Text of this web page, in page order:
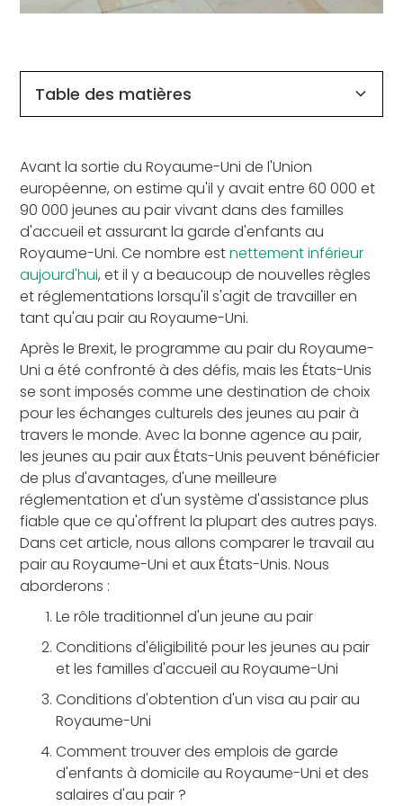
Table des matières
ressemble-t-il ?
ressemble-t-il ?
ressemble-t-il ?
choisissent les Etats-Unis
au pair !
les attend avec AuPairCare!
Avant la sortie du Royaume-Uni de l'Union
européenne, on estime qu'il y avait entre 60 000 et
90 000 jeunes au pair vivant dans des familles
d'accueil et assurant la garde d'enfants au
Royaume-Uni. Ce nombre estnettement inférieur
aujourd'hui, et il y a beaucoup de nouvelles règles
et réglementations lorsqu'il s'agit de travailler en
tant qu'au pair au Royaume-Uni.
Après le Brexit, le programme au pair du Royaume-
Uni a été confronté à des défis, mais les États-Unis
se sont imposés comme une destination de choix
pour les échanges culturels des jeunes au pair à
travers le monde. Avec la bonne agence au pair,
les jeunes au pair aux États-Unis peuvent bénéficier
de plus d'avantages, d'une meilleure
réglementation et d'un système d'assistance plus
fiable que ce qu'offrent la plupart des autres pays.
Dans cet article, nous allons comparer le travail au
pair au Royaume-Uni et aux États-Unis. Nous
aborderons :
Le rôle traditionnel d'un jeune au pair
Conditions d'éligibilité pour les jeunes au pair
et les familles d'accueil au Royaume-Uni
Conditions d'obtention d'un visa au pair au
Royaume-Uni
Comment trouver des emplois de garde
d'enfants à domicile au Royaume-Uni et des
salaires d'au pair ?